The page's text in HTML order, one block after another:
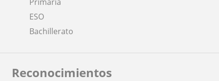
ESO
Bachillerato
Reconocimientos